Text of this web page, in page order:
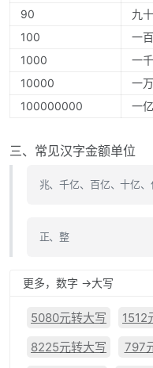
90
九
100
一百
1000
一千
10000
一
100000000
一亿
三、常见汉字金额单位
兆、千亿、百亿、十亿
正、整
更多，数字 ->大写
5080元转大写 1512
8225元转大写
797